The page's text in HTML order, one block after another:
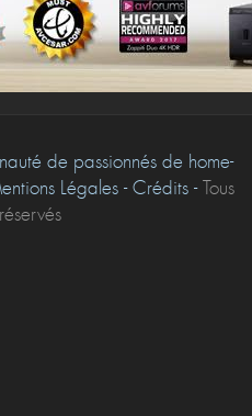
de passionnés de home-
Légales - Crédits -Tous